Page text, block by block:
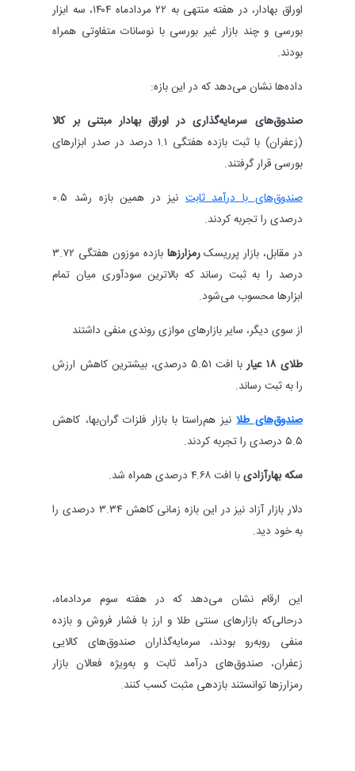
اوراق بهادار، در هفته منتهی به ۲۲ مردادماه ۱۴۰۴، سه ابزار
بورسی و چند بازار غیر بورسی با نوسانات متفاوتی همراه
بودند.
داده‌ها نشان می‌دهد که در این بازه:
صندوق‌های سرمایه‌گذاری در اوراق بهادار مبتنی بر کالا
(زعفران) با ثبت بازده هفتگی ۱.۱ درصد در صدر ابزارهای
بورسی قرار گرفتند.
صندوق‌های با درآمد ثابت
نیز در همین بازه رشد ۰.۵
درصدی را تجربه کردند.
در مقابل، بازار پرریسکرمزارزها
بازده موزون هفتگی ۳.۷۲
درصد را به ثبت رساند که بالاترین سودآوری میان تمام
ابزارها محسوب می‌شود.
از سوی دیگر، سایر بازارهای موازی روندی منفی داشتند
طلای ۱۸ عیار
با افت ۵.۵۱ درصدی، بیشترین کاهش ارزش
را به ثبت رساند.
صندوق‌های طلانیز هم‌راستا با بازار فلزات گران‌بها، کاهش
۵.۵ درصدی را تجربه کردند.
سکه بهارآزادیبا افت ۴.۶۸ درصدی همراه شد.
دلار بازار آزاد نیز در این بازه زمانی کاهش ۳.۳۴ درصدی را
به خود دید.
این ارقام نشان می‌دهد که در هفته سوم مردادماه،
درحالی‌که بازارهای سنتی طلا و ارز با فشار فروش و بازده
منفی روبه‌رو بودند، سرمایه‌گذاران صندوق‌های کالایی
زعفران، صندوق‌های درآمد ثابت و به‌ویژه فعالان بازار
رمزارزها توانستند بازدهی مثبت کسب کنند.